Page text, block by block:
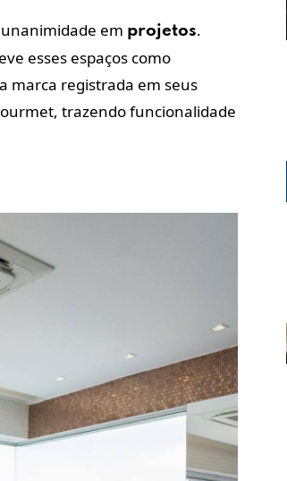
em projetos.
esses espaços como
marca registrada em seus
trazendo funcionalidade